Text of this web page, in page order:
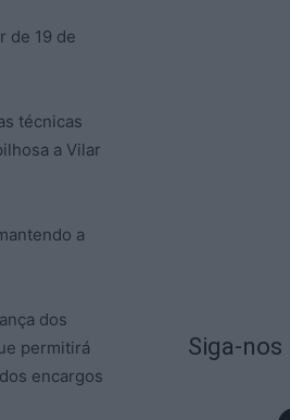
de 19 de
técnicas
a Vilar
a
dos
permitirá
encargos
Siga-nos